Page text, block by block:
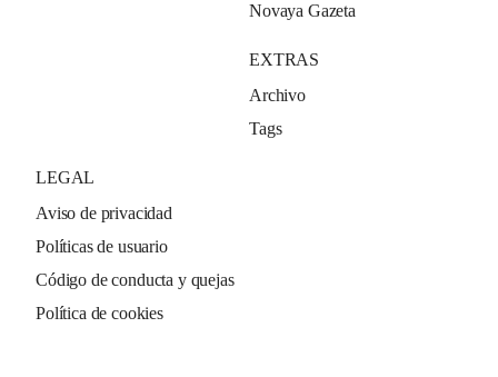
Novaya Gazeta
EXTRAS
Archivo
Tags
LEGAL
Aviso de privacidad
Políticas de usuario
Código de conducta y quejas
Política de cookies